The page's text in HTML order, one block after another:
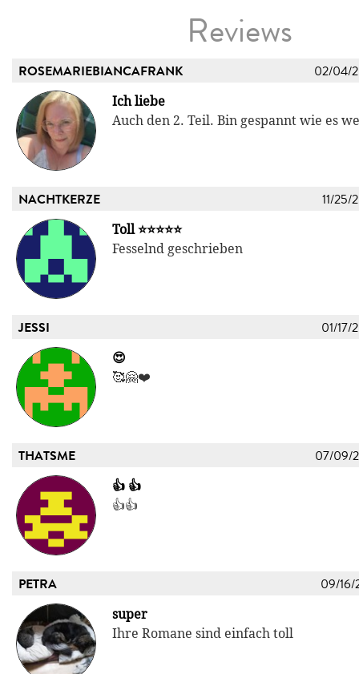
Reviews
ROSEMARIEBIANCAFRANK 02/04/
Ich liebe
Auch den 2. Teil. Bin gespannt wie es
NACHTKERZE 11/25/
Toll ⭐️⭐️⭐️⭐️⭐️
Fesselnd geschrieben
JESSI 01/17/
😍
🥰🤗❤️
THATSME 07/09/
👍 👍
👍👍
PETRA 09/16/
super
Ihre Romane sind einfach toll